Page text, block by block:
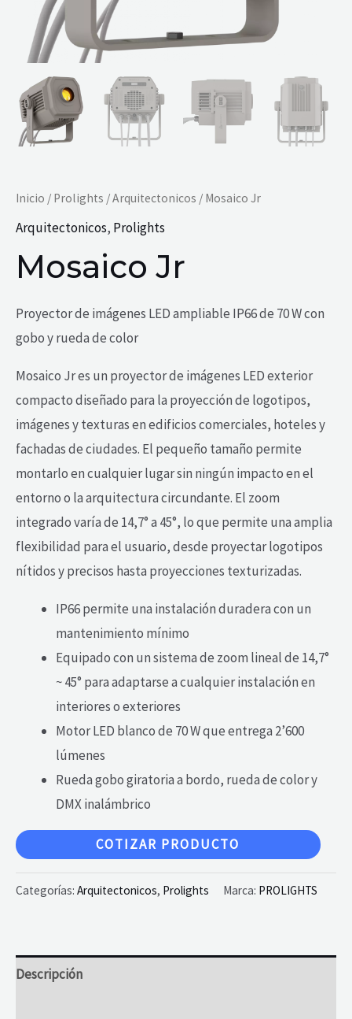
Inicio / Prolights /Arquitectonicos / Mosaico Jr
Arquitectonicos, Prolights
Mosaico Jr
Proyector de imágenes LED ampliable IP66 de 70 W con
gobo y rueda de color
Mosaico Jr es un proyector de imágenes LED exterior
compacto diseñado para la proyección de logotipos,
imágenes y texturas en edificios comerciales, hoteles y
fachadas de ciudades. El pequeño tamaño permite
montarlo en cualquier lugar sin ningún impacto en el
entorno o la arquitectura circundante. El zoom
integrado varía de 14,7° a 45°, lo que permite una amplia
flexibilidad para el usuario, desde proyectar logotipos
nítidos y precisos hasta proyecciones texturizadas.
IP66 permite una instalación duradera con un
mantenimiento mínimo
Equipado con un sistema de zoom lineal de 14,7°
~ 45° para adaptarse a cualquier instalación en
interiores o exteriores
Motor LED blanco de 70 W que entrega 2’600
lúmenes
Rueda gobo giratoria a bordo, rueda de color y
DMX inalámbrico
COTIZAR PRODUCTO
Categorías: Arquitectonicos, Prolights Marca: PROLIGHTS
Descripción